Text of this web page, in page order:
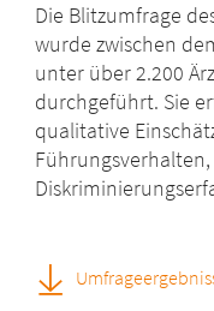
Die Blitzumfrage
wurde zwischen
unter über 2.200
durchgeführt. Sie
qualitative